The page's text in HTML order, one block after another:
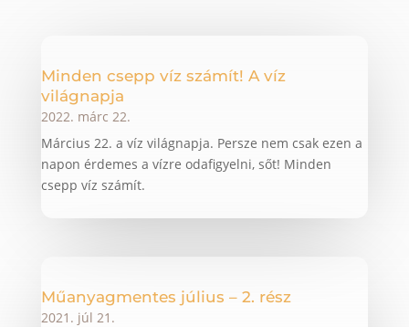
Minden csepp víz számít! A víz
világnapja
2022. márc 22.
Március 22. a víz világnapja. Persze nem csak ezen a
napon érdemes a vízre odafigyelni, sőt! Minden
csepp víz számít.
Műanyagmentes július – 2. rész
2021. júl 21.